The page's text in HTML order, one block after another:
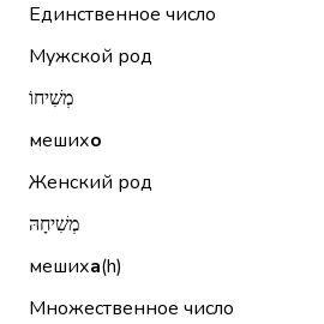
Единственное число
Мужской род
מְשִׁיחוֹ
мешихо
Женский род
מְשִׁיחָהּ
мешиха(h)
Множественное число